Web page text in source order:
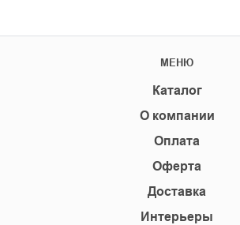
МЕНЮ
Каталог
О компании
Оплата
Оферта
Доставка
Интерьеры